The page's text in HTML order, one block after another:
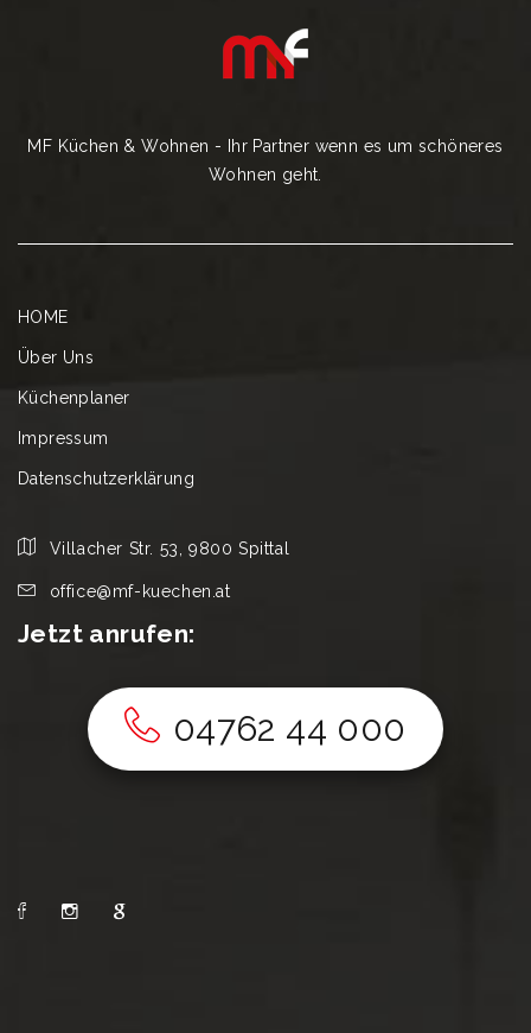
MF Küchen & Wohnen - Ihr Partner wenn es um schöneres
Wohnen geht.
HOME
Über Uns
Küchenplaner
Impressum
Datenschutzerklärung
Villacher Str. 53, 9800 Spittal
office@mf-kuechen.at
Jetzt anrufen:
04762 44 000